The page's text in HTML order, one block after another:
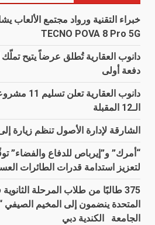
خبراء التقنية ورواد مجتمع الألعاب
TECNO POVA 8 Pro 5G
دانوب العقارية تُطلق عرضاً يتيح
دفعة أولى
دانوب
الـ12 المقبلة
الشارقة لإدارة الأصول تنظم زيارة
“أمرك” و”إيرباص للدفاع والفضاء”
لتعزيز استدامة قدرات الطائرات
375 طالبًا من طلاب المرحلة
المتحدة ينضمون إلى المخيم
الجامعة الكندية دبي